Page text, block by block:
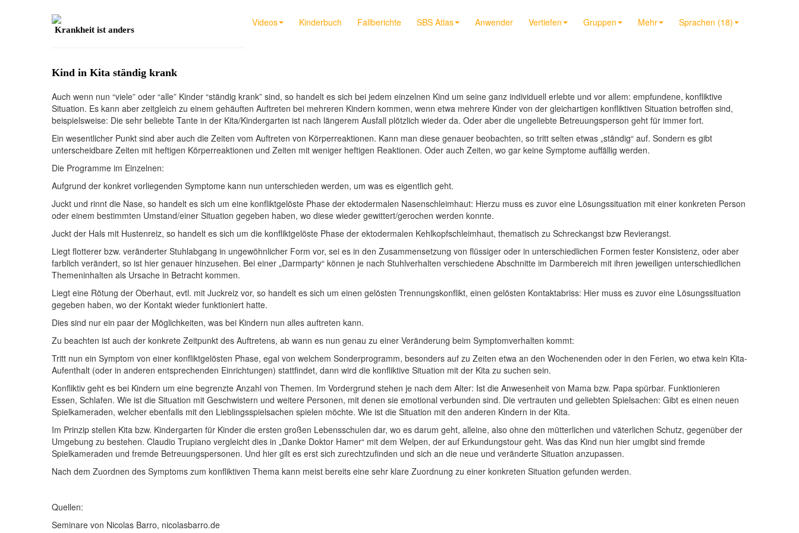
Videos Kinderbuch Fallberichte SBS Atlas Anwender Vertiefen Gruppen Mehr Sprachen (18)
Krankheit ist anders
Kind in Kita ständig krank
Auch wenn nun “viele” oder “alle” Kinder “ständig krank” sind, so handelt es sich bei jedem einzelnen Kind um seine ganz individuell erlebte und vor allem: empfundene, konfliktive
Situation. Es kann aber zeitgleich zu einem gehäuften Auftreten bei mehreren Kindern kommen, wenn etwa mehrere Kinder von der gleichartigen konfliktiven Situation betroffen sind,
beispielsweise: Die sehr beliebte Tante in der Kita/Kindergarten ist nach längerem Ausfall plötzlich wieder da. Oder aber die ungeliebte Betreuungsperson geht für immer fort.
Ein wesentlicher Punkt sind aber auch die Zeiten vom Auftreten von Körperreaktionen. Kann man diese genauer beobachten, so tritt selten etwas „ständig“ auf. Sondern es gibt
unterscheidbare Zeiten mit heftigen Körperreaktionen und Zeiten mit weniger heftigen Reaktionen. Oder auch Zeiten, wo gar keine Symptome auffällig werden.
Die Programme im Einzelnen:
Aufgrund der konkret vorliegenden Symptome kann nun unterschieden werden, um was es eigentlich geht.
Juckt und rinnt die Nase, so handelt es sich um eine konfliktgelöste Phase der ektodermalen Nasenschleimhaut: Hierzu muss es zuvor eine Lösungssituation mit einer konkreten Person
oder einem bestimmten Umstand/einer Situation gegeben haben, wo diese wieder gewittert/gerochen werden konnte.
Juckt der Hals mit Hustenreiz, so handelt es sich um die konfliktgelöste Phase der ektodermalen Kehlkopfschleimhaut, thematisch zu Schreckangst bzw Revierangst.
Liegt flotterer bzw. veränderter Stuhlabgang in ungewöhnlicher Form vor, sei es in den Zusammensetzung von flüssiger oder in unterschiedlichen Formen fester Konsistenz, oder aber
farblich verändert, so ist hier genauer hinzusehen. Bei einer „Darmparty“ können je nach Stuhlverhalten verschiedene Abschnitte im Darmbereich mit ihren jeweiligen unterschiedlichen
Themeninhalten als Ursache in Betracht kommen.
Liegt eine Rötung der Oberhaut, evtl. mit Juckreiz vor, so handelt es sich um einen gelösten Trennungskonflikt, einen gelösten Kontaktabriss: Hier muss es zuvor eine Lösungssituation
gegeben haben, wo der Kontakt wieder funktioniert hatte.
Dies sind nur ein paar der Möglichkeiten, was bei Kindern nun alles auftreten kann.
Zu beachten ist auch der konkrete Zeitpunkt des Auftretens, ab wann es nun genau zu einer Veränderung beim Symptomverhalten kommt:
Tritt nun ein Symptom von einer konfliktgelösten Phase, egal von welchem Sonderprogramm, besonders auf zu Zeiten etwa an den Wochenenden oder in den Ferien, wo etwa kein Kita-
Aufenthalt (oder in anderen entsprechenden Einrichtungen) stattfindet, dann wird die konfliktive Situation mit der Kita zu suchen sein.
Konfliktiv geht es bei Kindern um eine begrenzte Anzahl von Themen. Im Vordergrund stehen je nach dem Alter: Ist die Anwesenheit von Mama bzw. Papa spürbar. Funktionieren
Essen, Schlafen. Wie ist die Situation mit Geschwistern und weitere Personen, mit denen sie emotional verbunden sind. Die vertrauten und geliebten Spielsachen: Gibt es einen neuen
Spielkameraden, welcher ebenfalls mit den Lieblingsspielsachen spielen möchte. Wie ist die Situation mit den anderen Kindern in der Kita.
Im Prinzip stellen Kita bzw. Kindergarten für Kinder die ersten großen Lebensschulen dar, wo es darum geht, alleine, also ohne den mütterlichen und väterlichen Schutz, gegenüber der
Umgebung zu bestehen. Claudio Trupiano vergleicht dies in „Danke Doktor Hamer“ mit dem Welpen, der auf Erkundungstour geht. Was das Kind nun hier umgibt sind fremde
Spielkameraden und fremde Betreuungspersonen. Und hier gilt es erst sich zurechtzufinden und sich an die neue und veränderte Situation anzupassen.
Nach dem Zuordnen des Symptoms zum konfliktiven Thema kann meist bereits eine sehr klare Zuordnung zu einer konkreten Situation gefunden werden.
Quellen:
Seminare von Nicolas Barro, nicolasbarro.de